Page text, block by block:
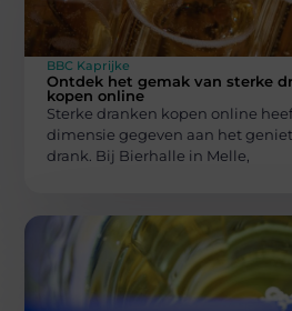
BBC Kaprijke
Ontdek het gemak van sterke
kopen online
Sterke dranken kopen online
dimensie gegeven aan het
drank. Bij Bierhalle in Melle,